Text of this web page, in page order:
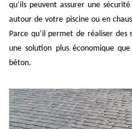
qu’ils peuvent assurer une
autour de votre piscine ou en
Parce qu’il permet de réaliser des
une solution plus économique
béton.